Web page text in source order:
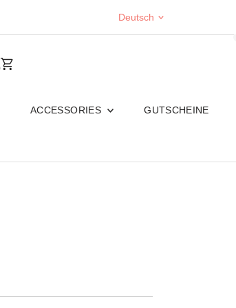
Deutsch
ACCESSORIES GUTSCHEINE